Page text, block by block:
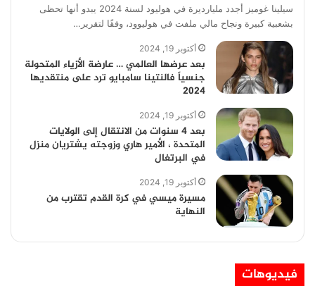
سيلينا غوميز أجدد مليارديرة في هوليود لسنة 2024 يبدو أنها تحظى
بشعبية كبيرة ونجاح مالي ملفت في هوليوود، وفقًا لتقرير…
أكتوبر 19, 2024
بعد عرضها العالمي … عارضة الأزياء المتحولة
جنسياً فالنتينا سامبايو ترد على منتقديها
2024
أكتوبر 19, 2024
بعد 4 سنوات من الانتقال إلى الولايات
المتحدة ، الأمير هاري وزوجته يشتريان منزل
في البرتغال
أكتوبر 19, 2024
مسيرة ميسي في كرة القدم تقترب من
النهاية
فيديوهات